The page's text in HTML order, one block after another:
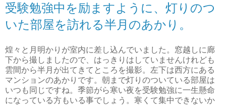
受験勉強中を励ますように、灯りのつ
いた部屋を訪れる半月のあかり。
煌々と月明かりが室内に差し込んでいました。窓越しに廊
下から撮しましたので、はっきりはしていませんけれども
雲間から半月が出てきてところを撮影。左下は西方にある
マンションのあかりです。朝まで灯りのついている部屋は
いつも同じですね。季節がら寒い夜を受験勉強に一生懸命
になっている方もいる事でしょう。寒くて集中できないか